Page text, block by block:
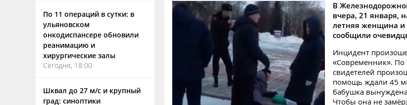
По 11 операций в сутки: в
ульяновском
онкодиспансере обновили
реанимацию и
хирургические залы
Сегодня, 18:00
Шквал до 27 м/с и крупный
град: синоптики
В
вчера, 21 января,
летняя женщина и
сообщили
Инцидент
«Современник».
свидетелей
помощь ждали 45
бабушка
Чтобы она не